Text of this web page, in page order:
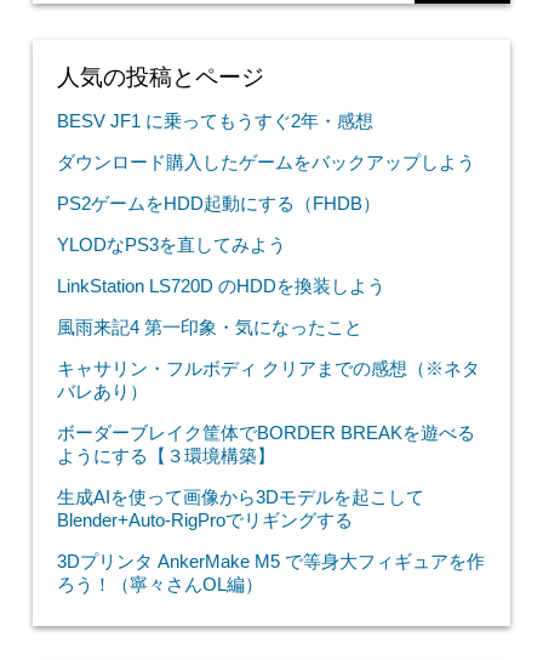
人気の投稿とページ
BESV JF1 に乗ってもうすぐ2年・感想
ダウンロード購入したゲームをバックアップしよう
PS2ゲームをHDD起動にする（FHDB）
YLODなPS3を直してみよう
LinkStation LS720D のHDDを換装しよう
風雨来記4 第一印象・気になったこと
キャサリン・フルボディ クリアまでの感想（※ネタ
バレあり）
ボーダーブレイク筐体でBORDER BREAKを遊べる
ようにする【３環境構築】
生成AIを使って画像から3Dモデルを起こして
Blender+Auto-RigProでリギングする
3Dプリンタ AnkerMake M5 で等身大フィギュアを作
ろう！（寧々さんOL編）